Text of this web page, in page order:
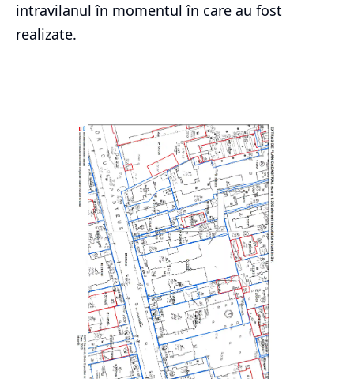
intravilanul în momentul în care au fost
realizate.